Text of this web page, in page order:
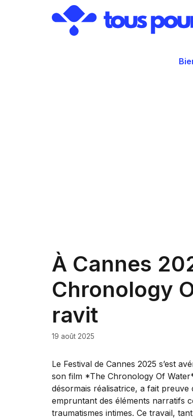
À Cannes
Chronology
ravit
19 août 2025
Le Festival de Cannes 2025 s’est
son film *The Chronology Of
désormais réalisatrice, a fait
empruntant des éléments narratifs
traumatismes intimes. Ce travail,